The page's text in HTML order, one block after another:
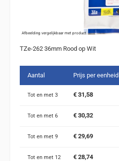
Afbeelding vergelijkbaar met product
TZe-262 36mm Rood op Wit
Aantal Prijs per eenheid
Tot en met 3 € 31,58
Tot en met 6 € 30,32
Tot en met 9 € 29,69
Tot en met 12 € 28,74